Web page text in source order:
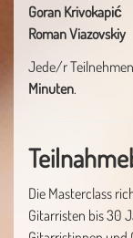
Goran Krivokapić
Roman Viazovskiy
Jede/r
Minuten.
Die Masterclass
Gitarristen bis 30